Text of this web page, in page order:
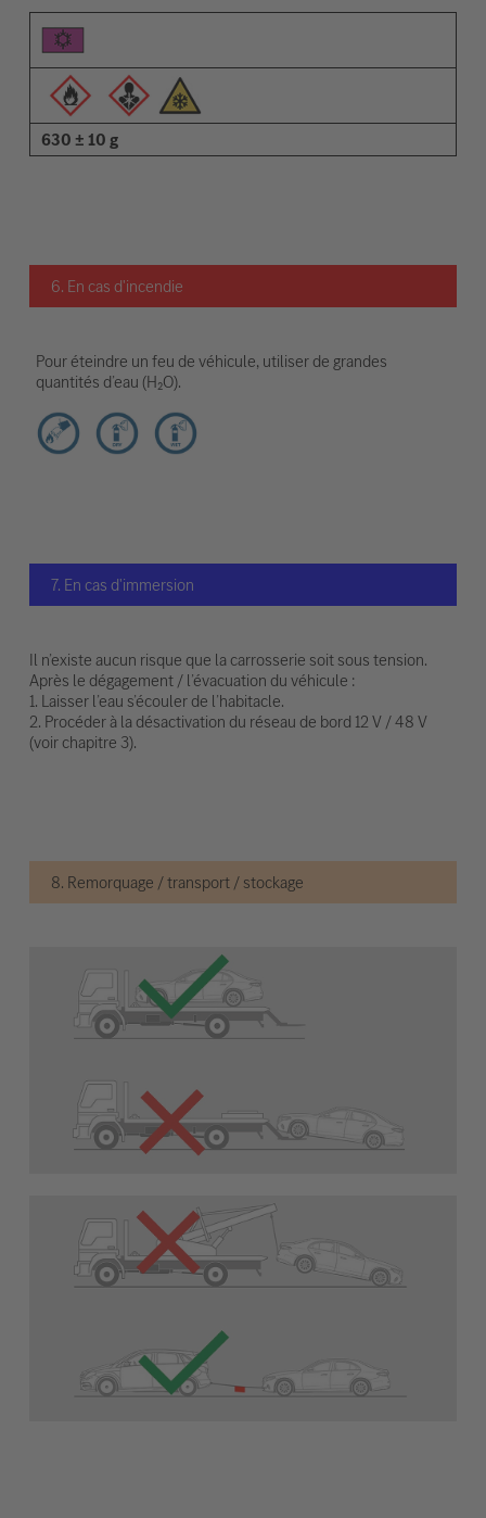
630 ± 10 g
6. En cas d'incendie
Pour éteindre un feu de véhicule, utiliser de grandes
quantités d’eau (H₂O).
7. En cas d'immersion
Il n’existe aucun risque que la carrosserie soit sous tension.
Après le dégagement / l’évacuation du véhicule :
1. Laisser l’eau s’écouler de l’habitacle.
2. Procéder à la désactivation du réseau de bord 12 V / 48 V
(voir chapitre 3).
8. Remorquage / transport / stockage